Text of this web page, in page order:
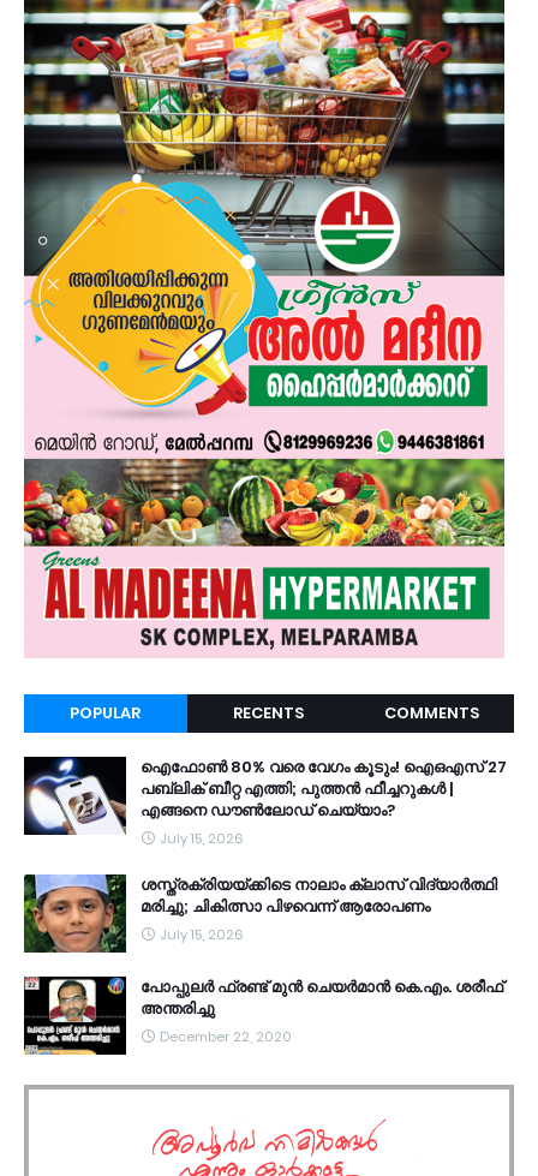
POPULAR RECENTS COMMENTS
ഐഫോൺ 80% വരെ വേഗം കൂടും! ഐഒഎസ് 27
പബ്ലിക് ബീറ്റ എത്തി; പുത്തൻ ഫീച്ചറുകൾ |
എങ്ങനെ ഡൗൺലോഡ് ചെയ്യാം?
July 15, 2026
ശസ്ത്രക്രിയയ്ക്കിടെ നാലാം ക്ലാസ് വിദ്യാർത്ഥി
മരിച്ചു; ചികിത്സാ പിഴവെന്ന് ആരോപണം
July 15, 2026
പോപ്പുലർ ഫ്രണ്ട്​ മുൻ ചെയർമാൻ കെ.എം. ശരീഫ്​
അന്തരിച്ചു
December 22, 2020